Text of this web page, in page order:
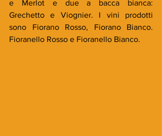
e Merlot e due a bacca bianca:
Grechetto e Viognier. I vini prodotti
sono Fiorano Rosso, Fiorano Bianco.
Fioranello Rosso e Fioranello Bianco.